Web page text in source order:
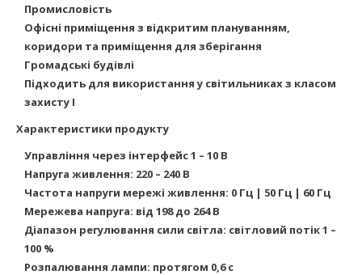
Промисловість
Офісні приміщення з відкритим плануванням,
коридори та приміщення для зберігання
Громадські будівлі
Підходить для використання у світильниках з класом
захисту I
Характеристики продукту
Управління через інтерфейс 1 – 10 В
Напруга живлення: 220 – 240 В
Частота напруги мережі живлення: 0 Гц | 50 Гц | 60 Гц
Мережева напруга: від 198 до 264 В
Діапазон регулювання сили світла: світловий потік 1 –
100 %
Розпалювання лампи: протягом 0,6 с